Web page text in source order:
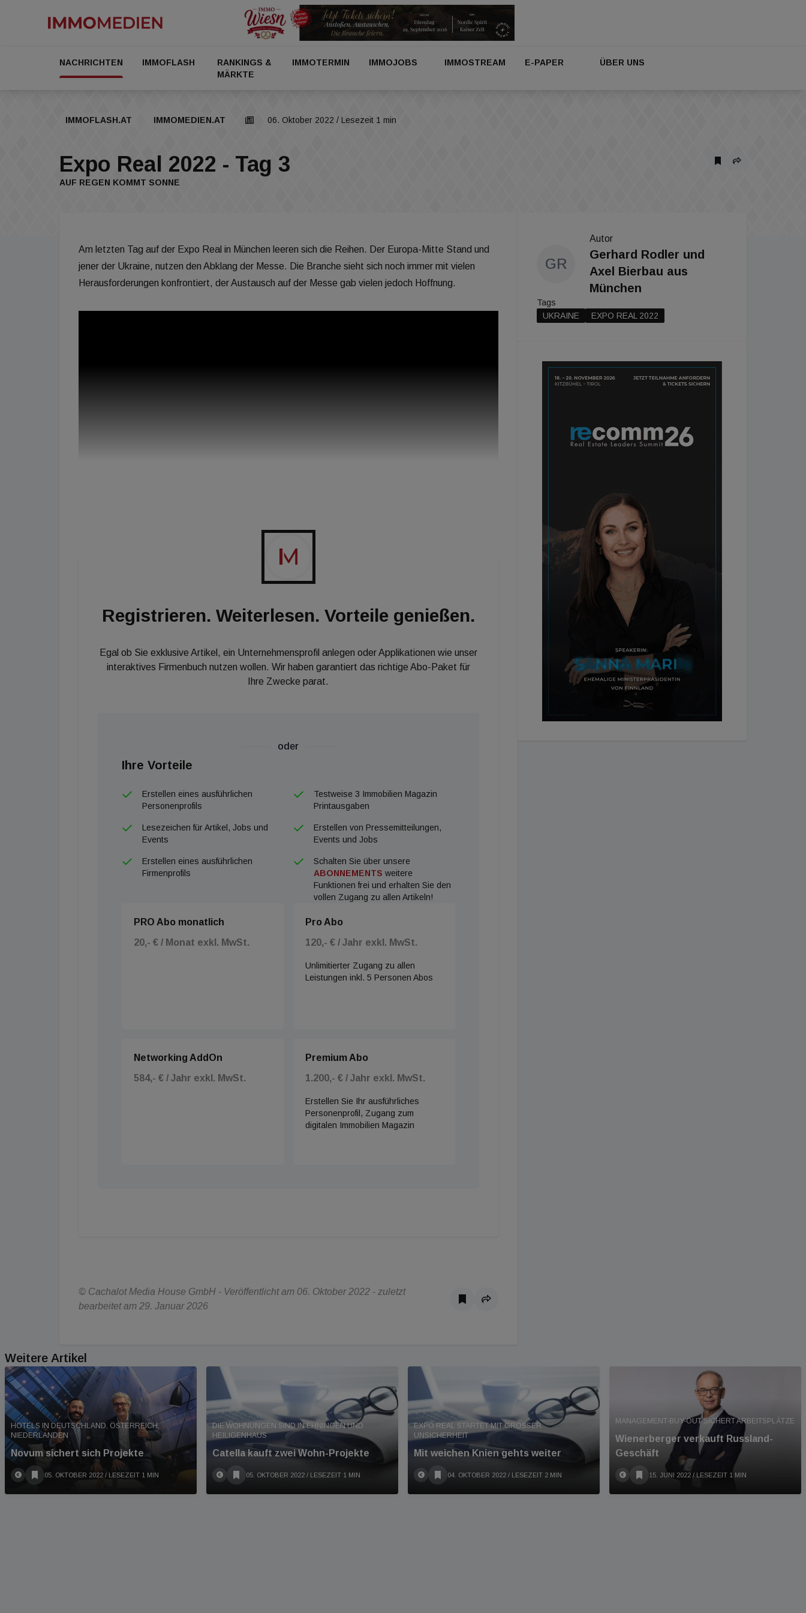
NACHRICHTEN IMMOFLASH
RANKINGS &
MÄRKTE
IMMOTERMIN IMMOJOBS IMMOSTREAM E-PAPER ÜBER UNS
IMMOFLASH.AT IMMOMEDIEN.AT 06. Oktober 2022 / Lesezeit 1 min
Expo Real 2022 - Tag 3
AUF REGEN KOMMT SONNE
Am letzten Tag auf der Expo Real in München leeren sich die Reihen. Der Europa-Mitte Stand und
jener der Ukraine, nutzen den Abklang der Messe. Die Branche sieht sich noch immer mit vielen
Herausforderungen konfrontiert, der Austausch auf der Messe gab vielen jedoch Hoffnung.
Registrieren. Weiterlesen. Vorteile genießen.
Egal ob Sie exklusive Artikel, ein Unternehmensprofil anlegen oder Applikationen wie unser
interaktives Firmenbuch nutzen wollen. Wir haben garantiert das richtige Abo-Paket für
Ihre Zwecke parat.
oder
Ihre Vorteile
Erstellen eines ausführlichen
Personenprofils
Testweise 3 Immobilien Magazin
Printausgaben
Lesezeichen für Artikel, Jobs und
Events
Erstellen von Pressemitteilungen,
Events und Jobs
Erstellen eines ausführlichen
Firmenprofils
Schalten Sie über unsere
ABONNEMENTS weitere
Funktionen frei und erhalten Sie den
vollen Zugang zu allen Artikeln!
PRO Abo monatlich
20,- € / Monat exkl. MwSt.
Pro Abo
120,- € / Jahr exkl. MwSt.
Unlimitierter Zugang zu allen
Leistungen inkl. 5 Personen Abos
Networking AddOn
584,- € / Jahr exkl. MwSt.
Premium Abo
1.200,- € / Jahr exkl. MwSt.
Erstellen Sie Ihr ausführliches
Personenprofil, Zugang zum
digitalen Immobilien Magazin
© Cachalot Media House GmbH - Veröffentlicht am 06. Oktober 2022 - zuletzt
bearbeitet am 29. Januar 2026
GR
Autor
Gerhard Rodler und
Axel Bierbau aus
München
Tags
UKRAINE
EXPO REAL 2022
Weitere Artikel
HOTELS IN DEUTSCHLAND, ÖSTERREICH,
NIEDERLANDEN
Novum sichert sich Projekte
05. OKTOBER 2022 / LESEZEIT 1 MIN
DIE WOHNUNGEN SIND IN EHNINGEN UND
HEILIGENHAUS
Catella kauft zwei Wohn-Projekte
05. OKTOBER 2022 / LESEZEIT 1 MIN
EXPO REAL STARTET MIT GROSSER U
NSICHERHEIT
Mit weichen Knien gehts weiter
04. OKTOBER 2022 / LESEZEIT 2 MIN
MANAGEMENT-BUY-OUT SICHERT ARBEITSPLÄTZE
Wienerberger verkauft Russland-
Geschäft
15. JUNI 2022 / LESEZEIT 1 MIN